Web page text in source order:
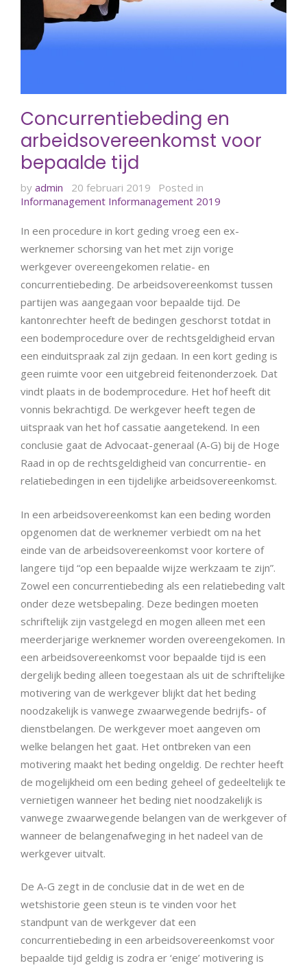
Concurrentiebeding en
arbeidsovereenkomst voor
bepaalde tijd
by admin 20 februari 2019
Posted in
Informanagement Informanagement 2019
In een procedure in kort geding vroeg een ex-
werknemer schorsing van het met zijn vorige
werkgever overeengekomen relatie- en
concurrentiebeding. De arbeidsovereenkomst tussen
partijen was aangegaan voor bepaalde tijd. De
kantonrechter heeft de bedingen geschorst totdat in
een bodemprocedure over de rechtsgeldigheid ervan
een einduitspraak zal zijn gedaan. In een kort geding is
geen ruimte voor een uitgebreid feitenonderzoek. Dat
vindt plaats in de bodemprocedure. Het hof heeft dit
vonnis bekrachtigd. De werkgever heeft tegen de
uitspraak van het hof cassatie aangetekend. In een
conclusie gaat de Advocaat-generaal (A-G) bij de Hoge
Raad in op de rechtsgeldigheid van concurrentie- en
relatiebedingen in een tijdelijke arbeidsovereenkomst.
In een arbeidsovereenkomst kan een beding worden
opgenomen dat de werknemer verbiedt om na het
einde van de arbeidsovereenkomst voor kortere of
langere tijd “op een bepaalde wijze werkzaam te zijn”.
Zowel een concurrentiebeding als een relatiebeding valt
onder deze wetsbepaling. Deze bedingen moeten
schriftelijk zijn vastgelegd en mogen alleen met een
meerderjarige werknemer worden overeengekomen. In
een arbeidsovereenkomst voor bepaalde tijd is een
dergelijk beding alleen toegestaan als uit de schriftelijke
motivering van de werkgever blijkt dat het beding
noodzakelijk is vanwege zwaarwegende bedrijfs- of
dienstbelangen. De werkgever moet aangeven om
welke belangen het gaat. Het ontbreken van een
motivering maakt het beding ongeldig. De rechter heeft
de mogelijkheid om een beding geheel of gedeeltelijk te
vernietigen wanneer het beding niet noodzakelijk is
vanwege zwaarwegende belangen van de werkgever of
wanneer de belangenafweging in het nadeel van de
werkgever uitvalt.
De A-G zegt in de conclusie dat in de wet en de
wetshistorie geen steun is te vinden voor het
standpunt van de werkgever dat een
concurrentiebeding in een arbeidsovereenkomst voor
bepaalde tijd geldig is zodra er ‘enige’ motivering is